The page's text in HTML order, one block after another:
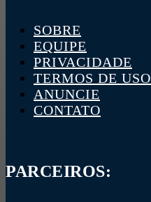
SOBRE
EQUIPE
PRIVACIDADE
TERMOS DE USO
ANUNCIE
CONTATO
PARCEIROS: